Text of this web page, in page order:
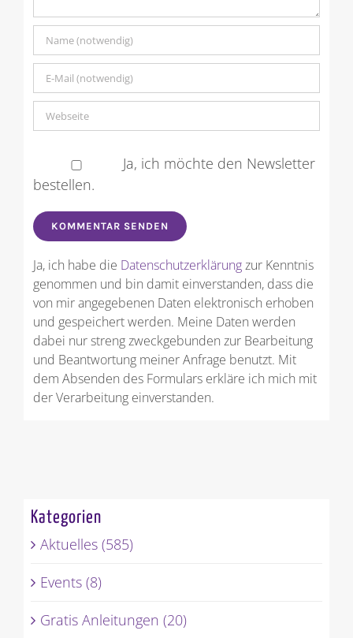
Ja, ich möchte den Newsletter
bestellen.
Ja, ich habe die Datenschutzerklärungzur Kenntnis
genommen und bin damit einverstanden, dass die
von mir angegebenen Daten elektronisch erhoben
und gespeichert werden. Meine Daten werden
dabei nur streng zweckgebunden zur Bearbeitung
und Beantwortung meiner Anfrage benutzt. Mit
dem Absenden des Formulars erkläre ich mich mit
der Verarbeitung einverstanden.
Kategorien
Aktuelles (585)
Events (8)
Gratis Anleitungen (20)